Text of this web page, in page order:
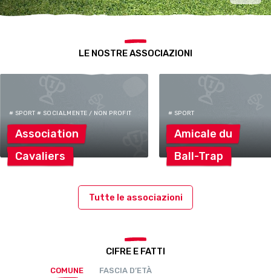
LE NOSTRE ASSOCIAZIONI
# SPORT # SOCIALMENTE / NON PROFIT
Association
Cavaliers
# SPORT
Amicale du
Ball-Trap
Tutte le associazioni
CIFRE E FATTI
COMUNE FASCIA D’ETÀ